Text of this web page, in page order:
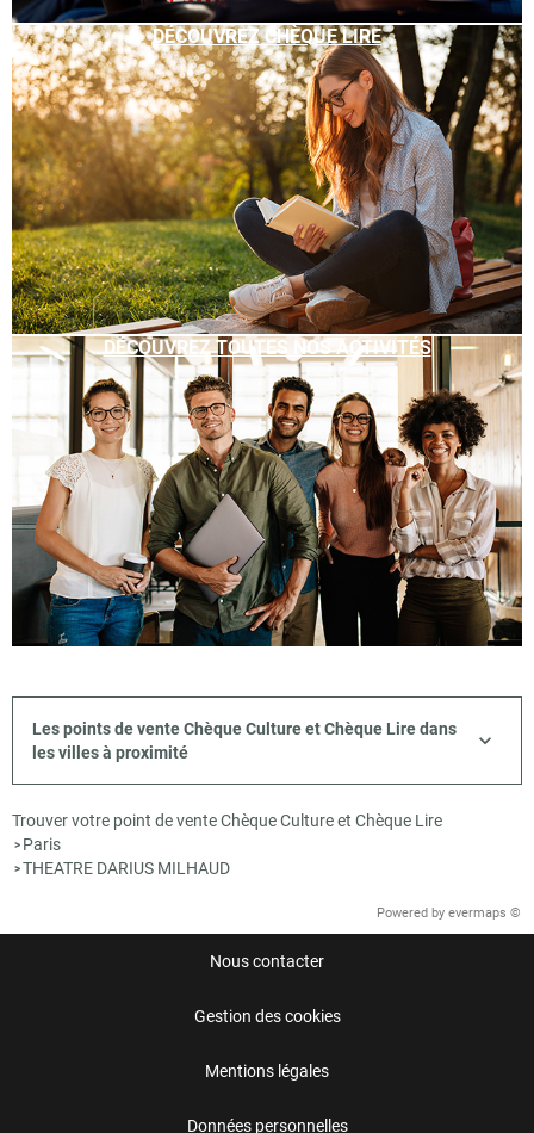
DÉCOUVREZ CHÈQUE LIRE
DÉCOUVREZ TOUTES NOS ACTIVITÉS
Les points de vente Chèque Culture et Chèque Lire dans
les villes à proximité
Trouver votre point de vente Chèque Culture et Chèque Lire
> Paris
>THEATRE DARIUS MILHAUD
Powered by evermaps ©
Nous contacter
Gestion des cookies
Mentions légales
Données personnelles